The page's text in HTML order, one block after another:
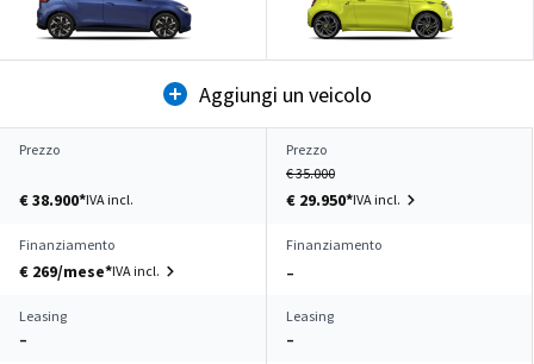
Aggiungi un veicolo
Prezzo
€ 38.900*IVA incl.
Prezzo
€ 35.000
€ 29.950*IVA incl.
Finanziamento
€ 269/mese*IVA incl.
Finanziamento
–
Leasing
–
Leasing
–